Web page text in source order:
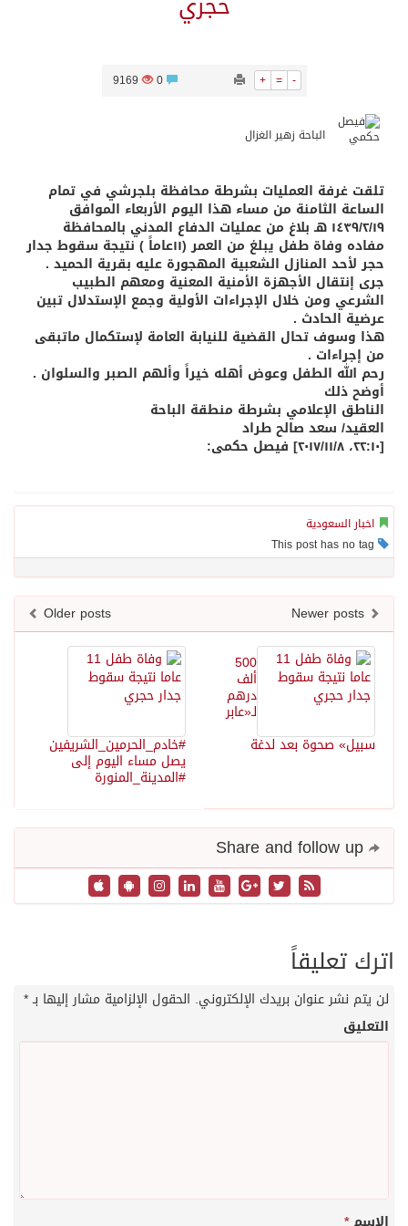
+ = -
0
9169
الباحة زهير الغزال
تلقت غرفة العمليات بشرطة محافظة بلجرشي في تمام
الساعة الثامنة من مساء هذا اليوم الأربعاء الموافق
١٤٣٩/٢/١٩ هـ بلاغ من عمليات الدفاع المدني بالمحافظة
مفاده وفاة طفل يبلغ من العمر (١١عاماً ) نتيجة سقوط جدار
حجر لأحد المنازل الشعبية المهجورة عليه بقرية الحميد .
جرى إنتقال الأجهزة الأمنية المعنية ومعهم الطبيب
الشرعي ومن خلال الإجراءات الأولية وجمع الإستدلال تبين
عرضية الحادث .
هذا وسوف تحال القضية للنيابة العامة لإستكمال ماتبقى
من إجراءات .
رحم الله الطفل وعوض أهله خيراً وألهم الصبر والسلوان .
أوضح ذلك
الناطق الإعلامي بشرطة منطقة الباحة
العقيد/ سعد صالح طراد
[٢٢:١٠، ٢٠١٧/١١/٨] فيصل حكمى:
اخبار السعودية
Older posts
#خادم_الحرمين_الشريفين
يصل مساء اليوم إلى
#المدينة_المنورة
500
ألف
درهم
لـ«عابر
سبيل» صحوة بعد لدغة
اترك تعليقاً
لن يتم نشر عنوان بريدك الإلكتروني. الحقول الإلزامية مشار إليها بـ*
التعليق